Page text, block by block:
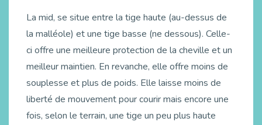
La mid, se situe entre la tige haute (au-dessus de
la malléole) et une tige basse (ne dessous). Celle-
ci offre une meilleure protection de la cheville et un
meilleur maintien. En revanche, elle offre moins de
souplesse et plus de poids. Elle laisse moins de
liberté de mouvement pour courir mais encore une
fois, selon le terrain, une tige un peu plus haute